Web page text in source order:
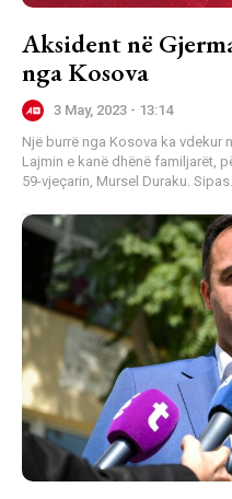
Aksident në
nga Kosova
3 May, 2023 - 13:14
Një burrë nga Kosova ka vdekur
Lajmin e kanë dhënë familjarët, përmes
59-vjeçarin, Mursel Duraku. Sipas...